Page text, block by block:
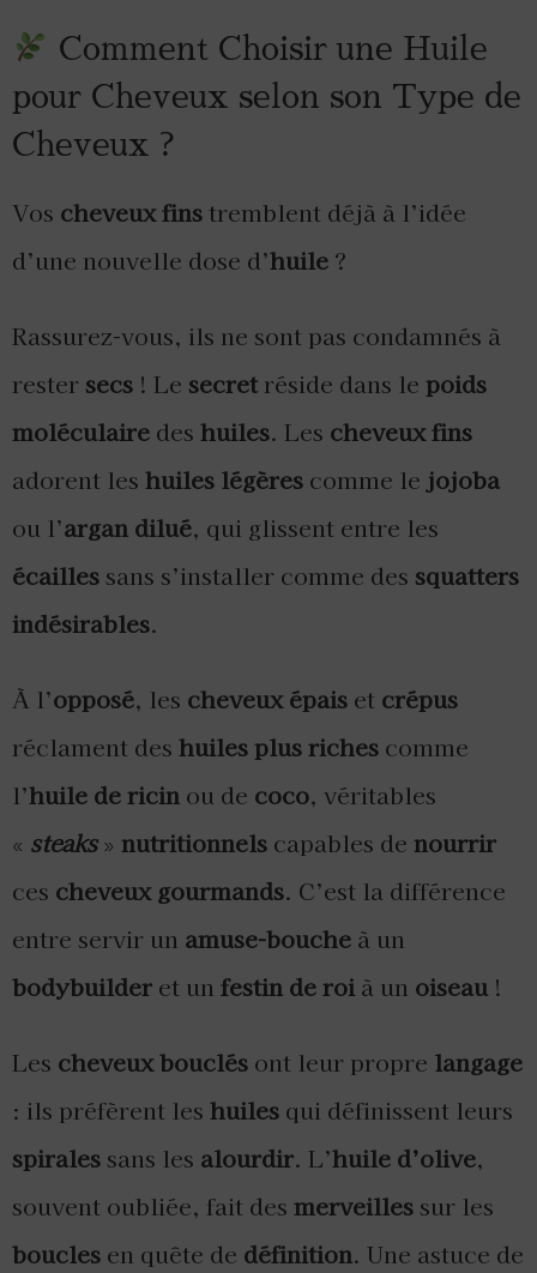
Comment Choisir une Huile
pour Cheveux selon son Type de
Cheveux ?
Vos cheveux finstremblent déjà à l’idée
d’une nouvelle dose d’huile ?
Rassurez-vous, ils ne sont pas condamnés à
rester secs ! Le secret réside dans le poids
moléculaire des huiles. Les cheveux fins
adorent les huiles légères comme le jojoba
ou l’argan dilué, qui glissent entre les
écaillessans s’installer comme des squatters
indésirables.
À l’opposé, les cheveux épais et crépus
réclament des huiles plus riches comme
l’huile de ricin ou de coco, véritables
« steaks» nutritionnels capables de nourrir
ces cheveux gourmands. C’est la différence
entre servir un amuse-bouche à un
bodybuilder et un festin de roi à un oiseau !
Les cheveux bouclés ont leur propre langage
: ils préfèrent les huiles qui définissent leurs
spiralessans les alourdir. L’huile d’olive,
souvent oubliée, fait des merveillessur les
boucles en quête de définition. Une astuce de